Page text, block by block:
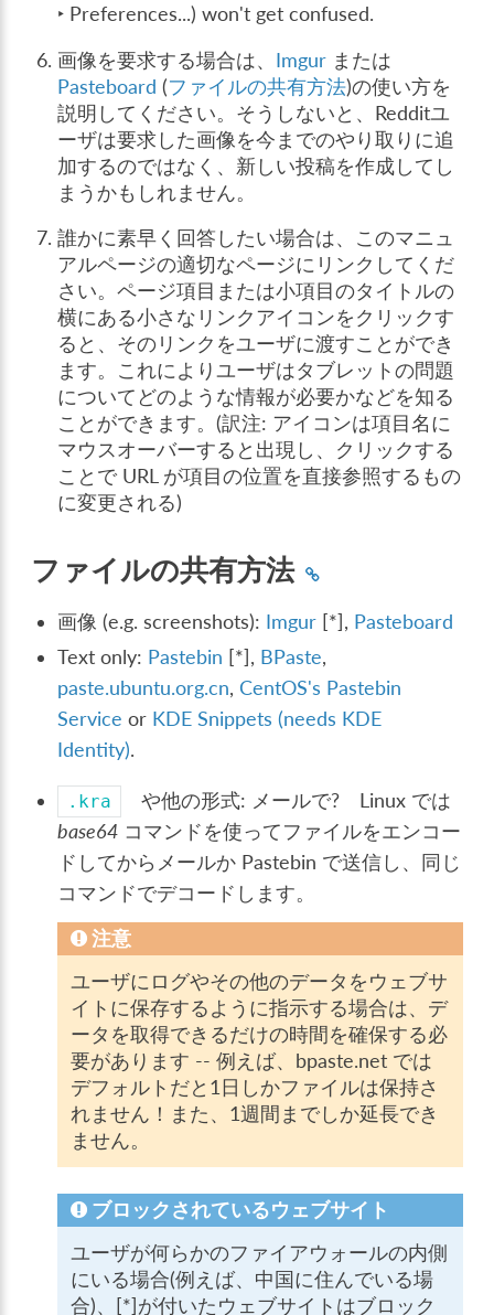
‣ Preferences...) won't get confused.
画像を要求する場合は、 Imgur または
Pasteboard (ファイルの共有方法)の使い方を
説明してください。そうしないと、Redditユ
ーザは要求した画像を今までのやり取りに追
加するのではなく、新しい投稿を作成してし
まうかもしれません。
誰かに素早く回答したい場合は、このマニュ
アルページの適切なページにリンクしてくだ
さい。ページ項目または小項目のタイトルの
横にある小さなリンクアイコンをクリックす
ると、そのリンクをユーザに渡すことができ
ます。これによりユーザはタブレットの問題
についてどのような情報が必要かなどを知る
ことができます。(訳注: アイコンは項目名に
マウスオーバーすると出現し、クリックする
ことで URL が項目の位置を直接参照するもの
に変更される)
ファイルの共有方法
画像 (e.g. screenshots): Imgur [*], Pasteboard
Text only: Pastebin [*], BPaste,
paste.ubuntu.org.cn,CentOS's Pastebin
Service or KDE Snippets (needs KDE
Identity).
.kra
や他の形式: メールで? Linux では
base64 コマンドを使ってファイルをエンコー
ドしてからメールか Pastebin で送信し、同じ
コマンドでデコードします。
注意
ユーザにログやその他のデータをウェブサ
イトに保存するように指示する場合は、デ
ータを取得できるだけの時間を確保する必
要があります -- 例えば、bpaste.net では
デフォルトだと1日しかファイルは保持さ
れません！また、1週間までしか延長でき
ません。
ブロックされているウェブサイト
ユーザが何らかのファイアウォールの内側
にいる場合(例えば、中国に住んでいる場
合)、[*]が付いたウェブサイトはブロック